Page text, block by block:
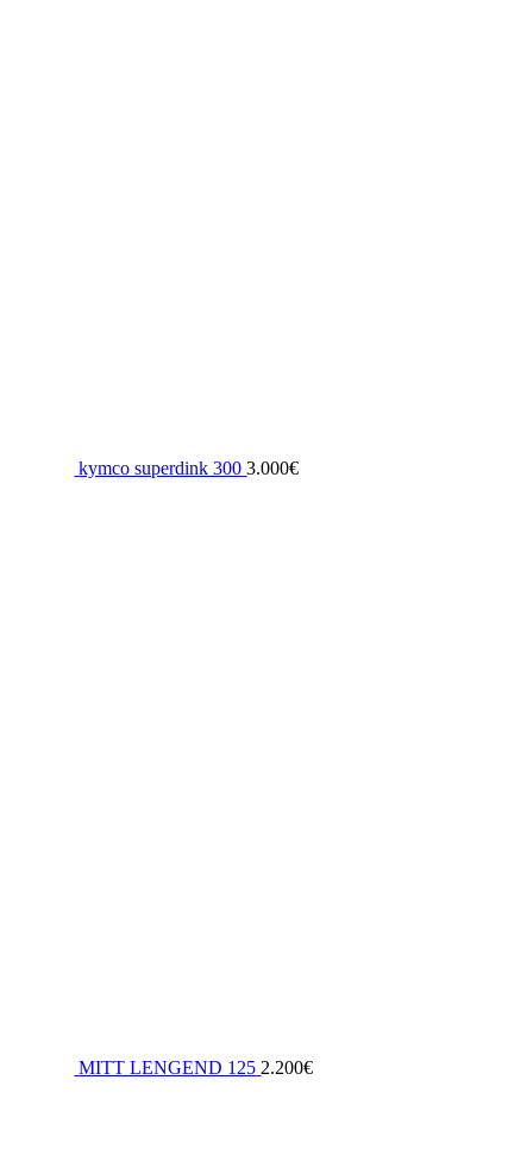
kymco superdink 300 3.000€
MITT LENGEND 125 2.200€